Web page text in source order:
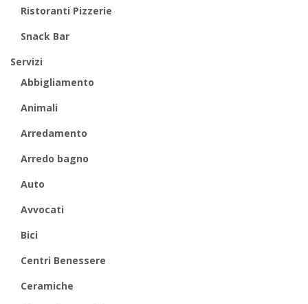
Ristoranti Pizzerie
Snack Bar
Servizi
Abbigliamento
Animali
Arredamento
Arredo bagno
Auto
Avvocati
Bici
Centri Benessere
Ceramiche